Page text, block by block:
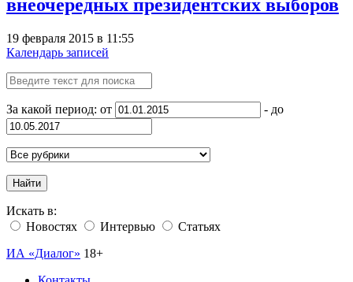
внеочередных президентских выборов
19 февраля 2015 в 11:55
Календарь записей
За какой период: от - до
Найти
Искать в:
Новостях
Интервью
Статьях
ИА «Диалог» 18+